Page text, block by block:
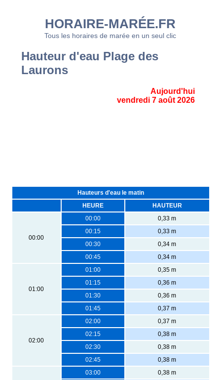
HORAIRE-MARÉE.FR
Tous les horaires de marée en un seul clic
Hauteur d'eau Plage des
Laurons
Aujourd'hui
vendredi 7 août 2026
Hauteurs d'eau le matin
HEURE
HAUTEUR
00:00
00:00
0,33 m
00:15
0,33 m
00:30
0,34 m
00:45
0,34 m
01:00
01:00
0,35 m
01:15
0,36 m
01:30
0,36 m
01:45
0,37 m
02:00
02:00
0,37 m
02:15
0,38 m
02:30
0,38 m
02:45
0,38 m
03:00
0,38 m